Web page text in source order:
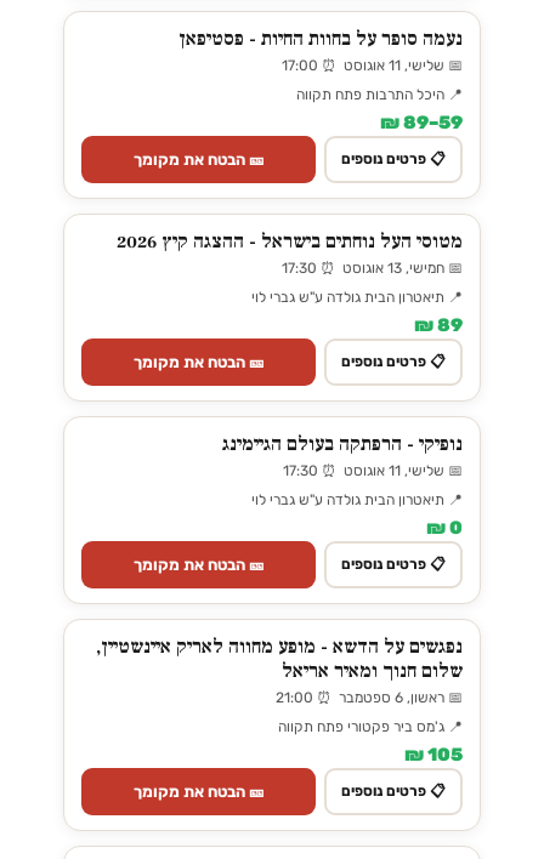
נעמה סופר על בחוות החיות - פסטיפאן
📅 שלישי, 11 אוגוסט ⏰ 17:00
📍 היכל התרבות פתח תקווה
59–89 ₪
📋 פרטים נוספים 🎫 הבטח את מקומך
מטוסי העל נוחתים בישראל - ההצגה קיץ 2026
📅 חמישי, 13 אוגוסט ⏰ 17:30
📍 תיאטרון הבית גולדה ע"ש גברי לוי
89 ₪
📋 פרטים נוספים 🎫 הבטח את מקומך
נופיקי - הרפתקה בעולם הגיימינג
📅 שלישי, 11 אוגוסט ⏰ 17:30
📍 תיאטרון הבית גולדה ע"ש גברי לוי
0 ₪
📋 פרטים נוספים 🎫 הבטח את מקומך
נפגשים על הדשא - מופע מחווה לאריק איינשטיין,
שלום חנוך ומאיר אריאל
📅 ראשון, 6 ספטמבר ⏰ 21:00
📍 ג'מס ביר פקטורי פתח תקווה
105 ₪
📋 פרטים נוספים 🎫 הבטח את מקומך